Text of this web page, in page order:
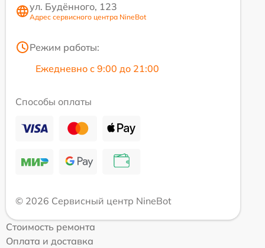
ул. Будённого, 123
Адрес сервисного центра NineBot
Режим работы:
Ежедневно с 9:00 до 21:00
Способы оплаты
© 2026 Сервисный центр NineBot
Стоимость ремонта
Оплата и доставка